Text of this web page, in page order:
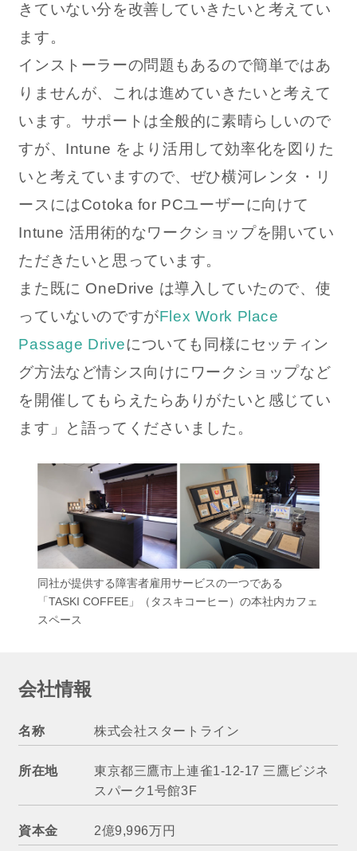
きていない分を改善していきたいと考えてい
ます。
インストーラーの問題もあるので簡単ではあ
りませんが、これは進めていきたいと考えて
います。サポートは全般的に素晴らしいので
すが、Intune をより活用して効率化を図りた
いと考えていますので、ぜひ横河レンタ・リ
ースにはCotoka for PCユーザーに向けて
Intune 活用術的なワークショップを開いてい
ただきたいと思っています。
また既に OneDrive は導入していたので、使
っていないのですがFlex Work Place
Passage Driveについても同様にセッティン
グ方法など情シス向けにワークショップなど
を開催してもらえたらありがたいと感じてい
ます」と語ってくださいました。
同社が提供する障害者雇用サービスの一つである
「TASKI COFFEE」（タスキコーヒー）の本社内カフェ
スペース
会社情報
名称 株式会社スタートライン
所在地
東京都三鷹市上連雀1-12-17 三鷹ビジネ
スパーク1号館3F
資本金 2億9,996万円